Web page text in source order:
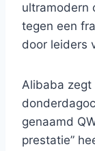
ultramodern
tegen een
door leiders
Alibaba
genaamd
prestatie”